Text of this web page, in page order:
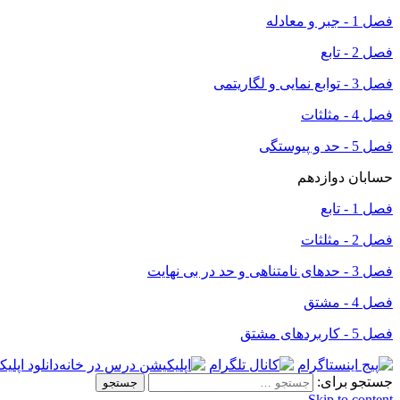
فصل 1 - جبر و معادله
فصل 2 - تابع
فصل 3 - توابع نمایی و لگاریتمی
فصل 4 - مثلثات
فصل 5 - حد و پیوستگی
حسابان دوازدهم
فصل 1 - تابع
فصل 2 - مثلثات
فصل 3 - حدهای نامتناهی و حد در بی نهایت
فصل 4 - مشتق
فصل 5 - کاربردهای مشتق
دانلود
جستجو برای: